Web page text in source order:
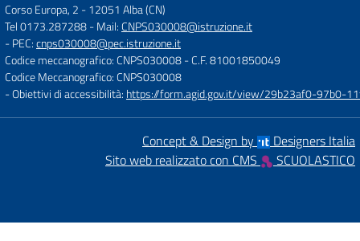
Corso Europa, 2 -12051 Alba (CN)
Tel 0173.287288- Mail:CNPS030008@istruzione.it
- PEC:cnps030008@pec.istruzione.it
Codice meccanografico: CNPS030008- C.F. 81001850049
Codice Meccanografico: CNPS030008
- Obiettivi di accessibilità: https://form.agid.gov.it/view/29b23af0-97b0-
Concept & Design by
Designers Italia
Sito web realizzato con CMS
SCUOLASTICO